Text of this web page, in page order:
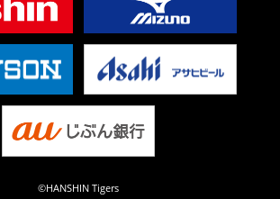
©HANSHIN Tigers